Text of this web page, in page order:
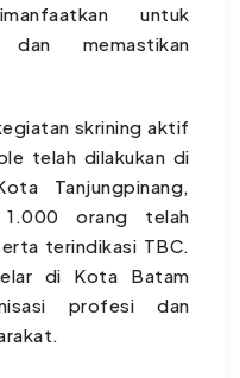
untuk
memastikan
skrining aktif
telah dilakukan di
Tanjungpinang,
orang telah
terindikasi TBC.
di Kota Batam
profesi dan